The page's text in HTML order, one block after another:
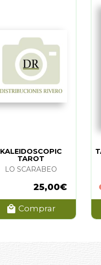
KALEIDOSCOPIC
TAROT
LO SCARABEO
25,00€
Comprar